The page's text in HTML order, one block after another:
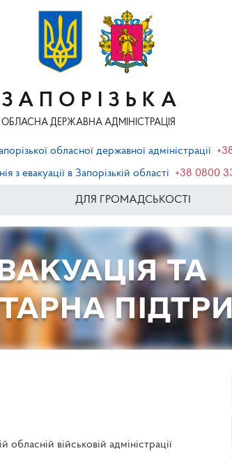
ЗАПОРІЗЬКА
ОБЛАСНА ДЕРЖАВНА АДМІНІСТРАЦІЯ
обласної державної адміністрації
з евакуації в Запорізькій області
+38 0800
ДЛЯ ГРОМАДСЬКОСТІ
обласній військовій адміністрації